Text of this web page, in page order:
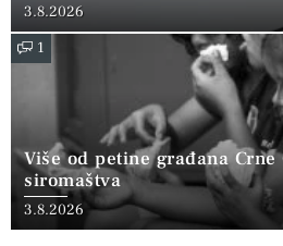
3.8.2026
1
Više od petine građana
siromaštva
3.8.2026